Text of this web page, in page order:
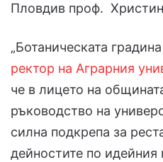
Пловдив проф.
„Ботаническата
ректор на Аграрния
че в лицето на
ръководство на
силна подкрепа за
дейностите по идейния